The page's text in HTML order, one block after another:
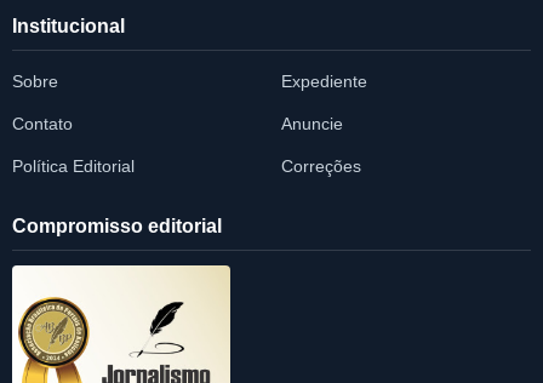
Institucional
Sobre Expediente
Contato Anuncie
Política Editorial Correções
Compromisso editorial